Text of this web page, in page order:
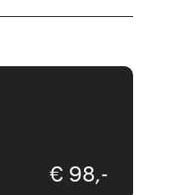
€ 98,-
The Line